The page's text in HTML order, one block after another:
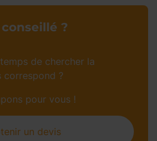
?
de chercher la
?
pour vous !
un devis